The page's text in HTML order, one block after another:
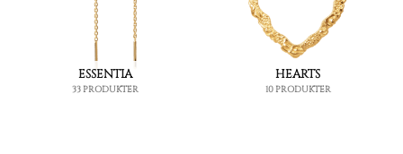
ESSENTIA
33 PRODUKTER
HEARTS
10 PRODUKTER